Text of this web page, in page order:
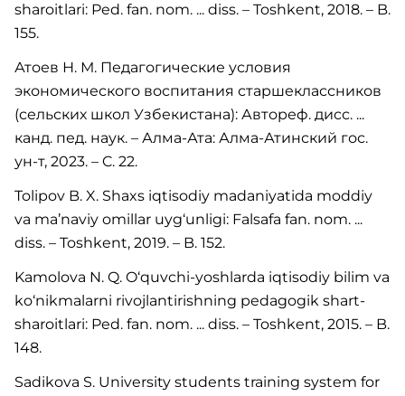
sharoitlari: Ped. fan. nom. ... diss. – Toshkent, 2018. – B.
155.
Атоев Н. М. Педагогические условия
экономического воспитания старшеклассников
(сельских школ Узбекистана): Автореф. дисс. ...
канд. пед. наук. – Алма-Ата: Алма-Атинский гос.
ун-т, 2023. – C. 22.
Tolipov B. X. Shaxs iqtisodiy madaniyatida moddiy
va ma’naviy omillar uyg‘unligi: Falsafa fan. nom. ...
diss. – Toshkent, 2019. – B. 152.
Kamolova N. Q. O‘quvchi-yoshlarda iqtisodiy bilim va
ko‘nikmalarni rivojlantirishning pedagogik shart-
sharoitlari: Ped. fan. nom. ... diss. – Toshkent, 2015. – B.
148.
Sadikova S. University students training system for